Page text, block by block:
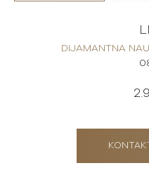
DIJAMANTNA